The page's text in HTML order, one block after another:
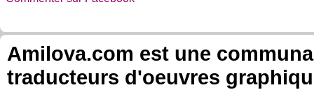
Amilova.com est une
traducteurs d'oeuvres